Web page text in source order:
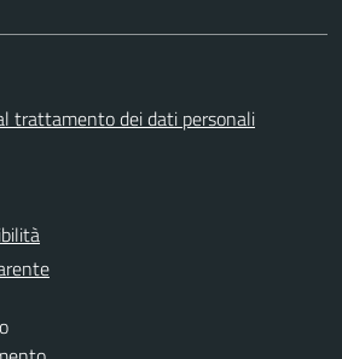
trattamento dei dati personali